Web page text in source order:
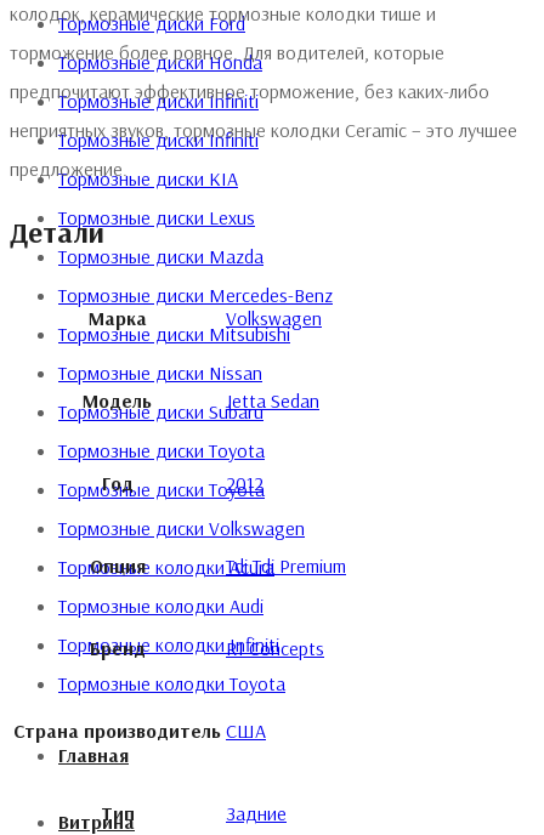
Тормозные диски Ford
Тормозные диски Honda
Тормозные диски Infiniti
Тормозные диски Infiniti
Тормозные диски KIA
Тормозные диски Lexus
Тормозные диски Mazda
Тормозные диски Mercedes-Benz
Тормозные диски Mitsubishi
Тормозные диски Nissan
Тормозные диски Subaru
Тормозные диски Toyota
Тормозные диски Toyota
Тормозные диски Volkswagen
Тормозные колодки Acura
Тормозные колодки Audi
Тормозные колодки Infiniti
Тормозные колодки Toyota
Главная
Витрина
колодок, керамические тормозные колодки тише и
торможение более ровное. Для водителей, которые
предпочитают эффективное торможение, без каких-либо
неприятных звуков, тормозные колодки Ceramic – это лучшее
предложение.
Детали
Марка Volkswagen
Модель Jetta Sedan
Год 2012
Опция Tdi Tdi Premium
Бренд R1 Concepts
Страна производитель США
Тип Задние